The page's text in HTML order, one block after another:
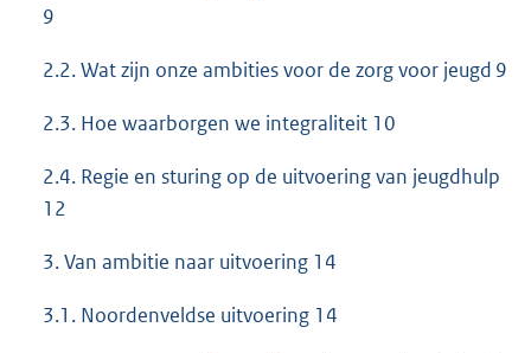
9
2.2. Wat zijn onze ambities voor de zorg voor jeugd 9
2.3. Hoe waarborgen we integraliteit 10
2.4. Regie en sturing op de uitvoering van jeugdhulp
12
3. Van ambitie naar uitvoering 14
3.1. Noordenveldse uitvoering 14